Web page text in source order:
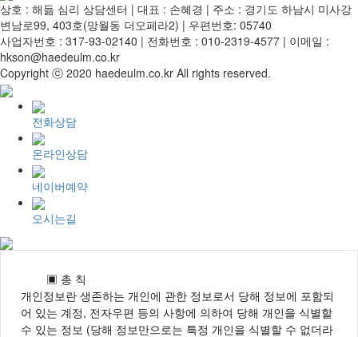
상호 : 해듦 심리 상담센터 | 대표 : 손혜경 | 주소 : 경기도 하남시 미사강
변남로99, 403호(망월동 더오페라2) | 우편번호: 05740
사업자번호 : 317-93-02140 | 전화번호 : 010-2319-4577 | 이메일 :
hkson@haedeulm.co.kr
Copyright ⓒ 2020 haedeulm.co.kr All rights reserved.
전화상담
온라인상담
네이버예약
오시는길